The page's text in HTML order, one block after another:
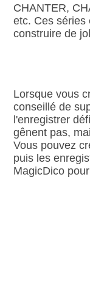
CHANTER,
etc. Ces séries
construire de
Lorsque vous
conseillé de
l'enregistrer
gênent pas,
Vous pouvez
puis les
MagicDico